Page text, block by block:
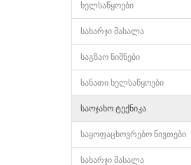
ხელსაწყოები
სახარჯი მასალა
საგზაო ნიშნები
სანათი ხელსაწყოები
საოჯახო ტექნიკა
საყოფაცხოვრებო ნივთები
სახარჯი მასალა